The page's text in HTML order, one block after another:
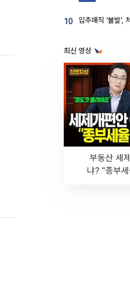
10
최신 영상
부동산 세
냐? "종부